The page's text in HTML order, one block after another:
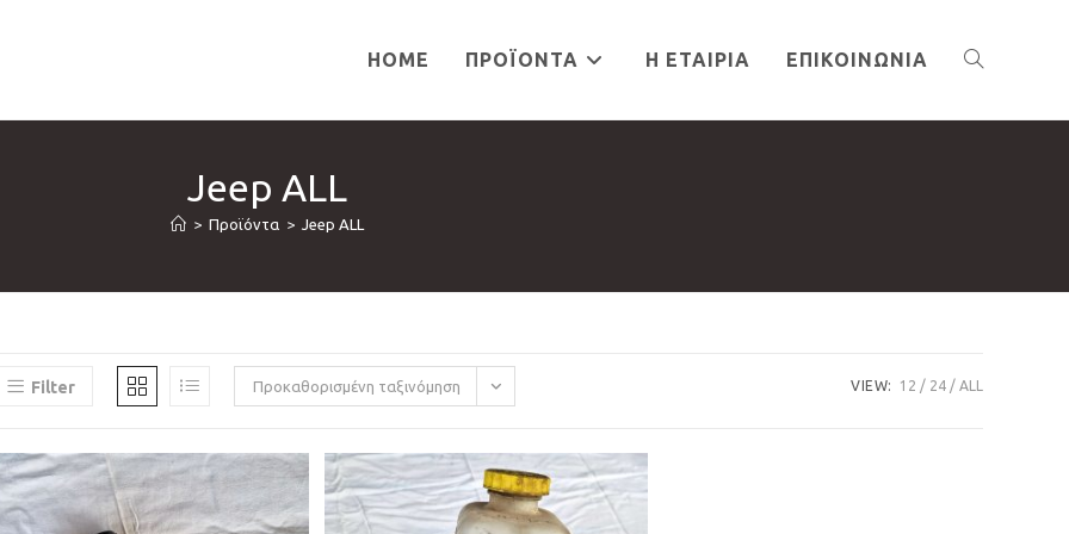
HOME ΠΡΟΪΌΝΤΑ Η ΕΤΑΙΡΊΑ ΕΠΙΚΟΙΝΩΝΊΑ TOGGLE
SEARCH
Jeep ALL
> Προϊόντα > Jeep ALL
Filter Προκαθορισμένη ταξινόμηση VIEW: 12 24 ALL